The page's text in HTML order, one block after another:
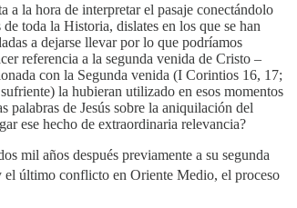
a la hora de interpretar el pasaje conectándolo
toda la Historia, dislates en los que se han
a dejarse llevar por lo que podríamos
referencia a la segunda venida de Cristo –
con la Segunda venida (I Corintios 16, 17;
la hubieran utilizado en esos momentos
palabras de Jesús sobre la aniquilación del
ese hecho de extraordinaria relevancia?
mil años después previamente a su segunda
el último conflicto en Oriente Medio, el proceso